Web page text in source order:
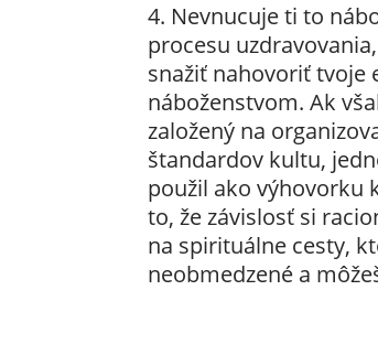
Nevnucuje ti to
procesu
snažiť nahovoriť tvoje
náboženstvom. Ak
založený na
štandardov kultu,
použil ako výhovorku
to, že závislosť si
na spirituálne cesty,
neobmedzené a